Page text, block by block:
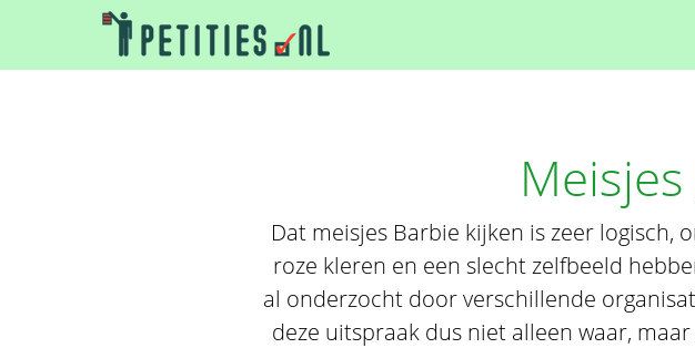
Dat meisjes Barbie kijken is zeer
roze kleren en een slecht zelfbeeld
al onderzocht door verschillende
deze uitspraak dus niet alleen waar,